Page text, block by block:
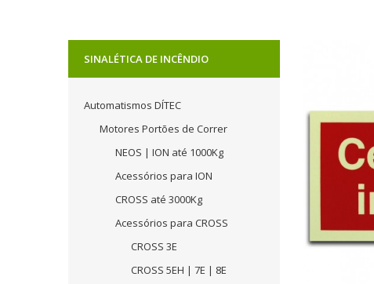
SINALÉTICA DE INCÊNDIO
Automatismos DÍTEC
Motores Portões de Correr
NEOS | ION até 1000Kg
Acessórios para ION
CROSS até 3000Kg
Acessórios para CROSS
CROSS 3E
CROSS 5EH | 7E | 8E